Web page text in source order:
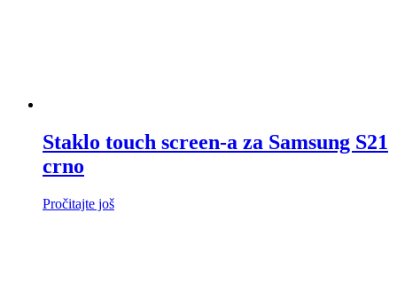
Staklo touch screen-a za Samsung S21
crno
Pročitajte još